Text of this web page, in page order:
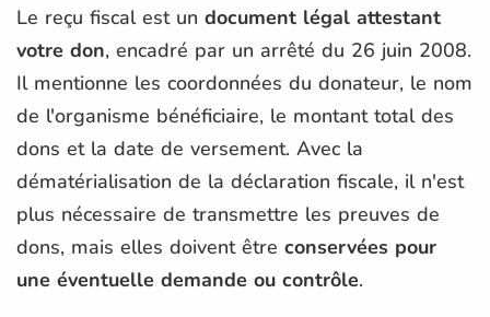
Le reçu fiscal est un document légal attestant
votre don, encadré par un arrêté du 26 juin 2008.
Il mentionne les coordonnées du donateur, le nom
de l'organisme bénéficiaire, le montant total des
dons et la date de versement. Avec la
dématérialisation de la déclaration fiscale, il n'est
plus nécessaire de transmettre les preuves de
dons, mais elles doivent être conservées pour
une éventuelle demande ou contrôle.